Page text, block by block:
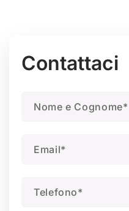
Contattaci